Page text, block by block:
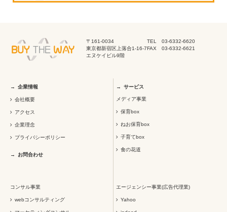
〒161-0034
東京都新宿区上落合1-16-7
エヌケイビル9階
TEL 03-6332-6620
FAX 03-6332-6621
企業情報
会社概要
アクセス
企業理念
プライバシーポリシー
お問合わせ
サービス
メディア事業
保育box
ねお保育box
子育てbox
食の花道
コンサル事業
webコンサルティング
エージェンシー事業(広告代理業)
Yahoo